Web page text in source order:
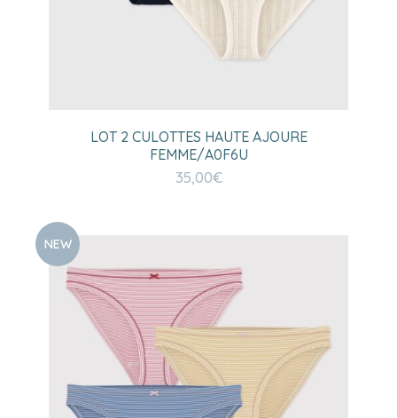
LOT 2 CULOTTES HAUTE AJOURE
FEMME/A0F6U
35,00€
NEW